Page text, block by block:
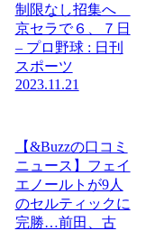
制限なし招集へ
京セラで６、７日
– プロ野球 : 日刊
スポーツ
2023.11.21
【&Buzzの口コミ
ニュース】フェイ
エノールトが9人
のセルティックに
完勝…前田、古